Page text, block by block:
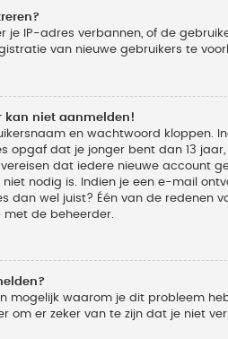
je IP-adres verbannen, of de
van nieuwe gebruikers te
kan niet aanmelden!
en wachtwoord kloppen.
opgaf dat je jonger bent dan 13
dat iedere nieuwe account
nodig is. Indien je een e-mail
dan wel juist? Één van de redenen
de beheerder.
mogelijk waarom je dit probleem
om er zeker van te zijn dat je niet